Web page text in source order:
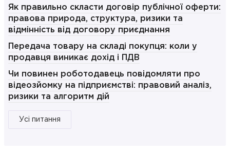
Як правильно скласти договір публічної оферти:
правова природа, структура, ризики та
відмінність від договору приєднання
Передача товару на складі покупця: коли у
продавця виникає дохід і ПДВ
Чи повинен роботодавець повідомляти про
відеозйомку на підприємстві: правовий аналіз,
ризики та алгоритм дій
Усі питання